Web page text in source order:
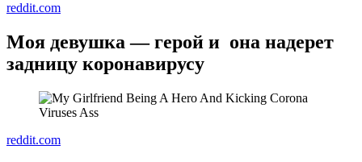
reddit.com
Моя девушка — герой и она надерет
задницу коронавирусу
reddit.com